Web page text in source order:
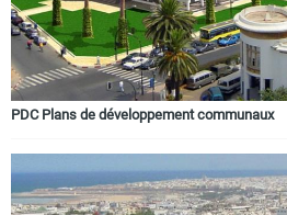
PDC Plans de développement communaux